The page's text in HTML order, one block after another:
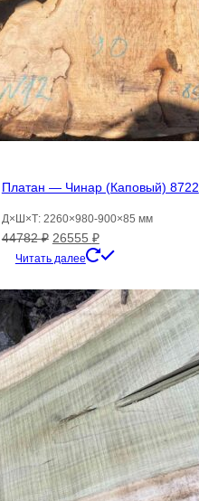
Платан — Чинар (Каповый) 8722
Д×Ш×Т: 2260×980-900×85 мм
44782₽ Первоначальная
цена
44782 ₽.
26555 ₽Текущая
цена:
Читать далее